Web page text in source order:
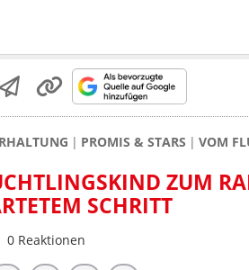
PROMIS & STARS VOM
ZUM
SCHRITT
0 Reaktionen